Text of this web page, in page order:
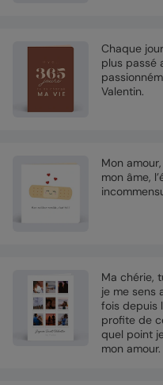
Chaque
plus passé
Valentin.
Mon
mon âme,
Ma chérie,
je me sens
fois depuis
profite de
quel point
mon amour.